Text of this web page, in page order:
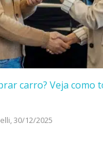
carro? Veja como
30/12/2025